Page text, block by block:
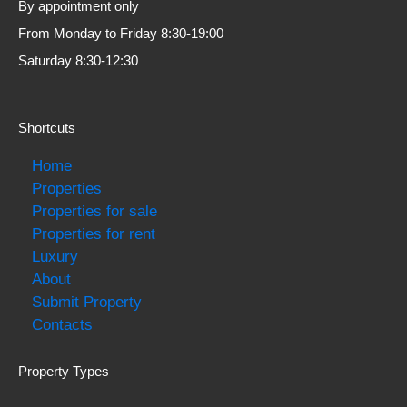
By appointment only
From Monday to Friday 8:30-19:00
Saturday 8:30-12:30
Shortcuts
Home
Properties
Properties for sale
Properties for rent
Luxury
About
Submit Property
Contacts
Property Types